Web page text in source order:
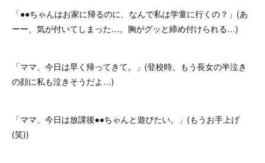
「●●ちゃんはお家に帰るのに、なんで私は学童に行くの？」(あ
ーー、気が付いてしまった…。胸がグッと締め付けられる…)
「ママ、今日は早く帰ってきて。」(登校時。もう長女の半泣き
の顔に私も泣きそうだよ…)
「ママ、今日は放課後●●ちゃんと遊びたい。」(もうお手上げ
(笑))